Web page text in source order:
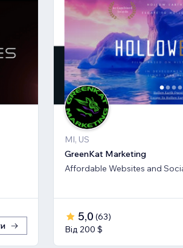
MI, US
GreenKat Marketing
Affordable Websites and
5,0 (63)
Від 200 $